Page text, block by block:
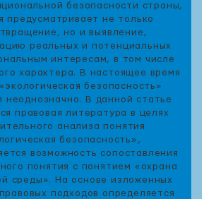
безопасности страны,
предусматривает не только
но и выявление,
реальных и потенциальных
интересам, в том числе
характера. В настоящее время
безопасность»
неоднозначно. В данной статье
правовая литература в целях
анализа понятия
безопасность»,
возможность сопоставления
понятия с понятием «охрана
среды». На основе изложенных
подходов определяется